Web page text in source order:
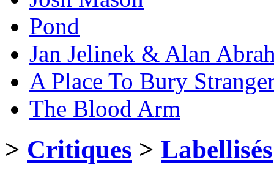
Pond
Jan Jelinek & Alan
A Place To Bury
The Blood Arm
> Critiques > Labellisés